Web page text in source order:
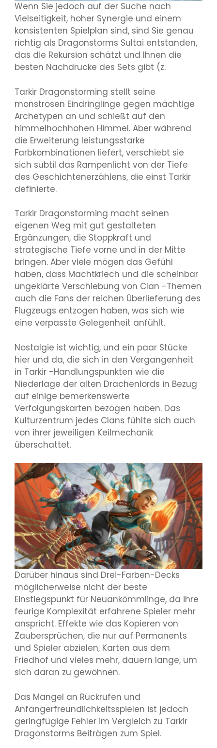
Wenn Sie jedoch auf der Suche nach
Vielseitigkeit, hoher Synergie und einem
konsistenten Spielplan sind, sind Sie genau
richtig als Dragonstorms Sultai entstanden,
das die Rekursion schätzt und Ihnen die
besten Nachdrucke des Sets gibt (z.
Tarkir Dragonstorming stellt seine
monströsen Eindringlinge gegen mächtige
Archetypen an und schießt auf den
himmelhochhohen Himmel. Aber während
die Erweiterung leistungsstarke
Farbkombinationen liefert, verschiebt sie
sich subtil das Rampenlicht von der Tiefe
des Geschichtenerzählens, die einst Tarkir
definierte.
Tarkir Dragonstorming macht seinen
eigenen Weg mit gut gestalteten
Ergänzungen, die Stoppkraft und
strategische Tiefe vorne und in der Mitte
bringen. Aber viele mögen das Gefühl
haben, dass Machtkriech und die scheinbar
ungeklärte Verschiebung von Clan -Themen
auch die Fans der reichen Überlieferung des
Flugzeugs entzogen haben, was sich wie
eine verpasste Gelegenheit anfühlt.
Nostalgie ist wichtig, und ein paar Stücke
hier und da, die sich in den Vergangenheit
in Tarkir -Handlungspunkten wie die
Niederlage der alten Drachenlords in Bezug
auf einige bemerkenswerte
Verfolgungskarten bezogen haben. Das
Kulturzentrum jedes Clans fühlte sich auch
von ihrer jeweiligen Keilmechanik
überschattet.
Darüber hinaus sind Drei-Farben-Decks
möglicherweise nicht der beste
Einstiegspunkt für Neuankömmlinge, da ihre
feurige Komplexität erfahrene Spieler mehr
anspricht. Effekte wie das Kopieren von
Zaubersprüchen, die nur auf Permanents
und Spieler abzielen, Karten aus dem
Friedhof und vieles mehr, dauern lange, um
sich daran zu gewöhnen.
Das Mangel an Rückrufen und
Anfängerfreundlichkeitsspielen ist jedoch
geringfügige Fehler im Vergleich zu Tarkir
Dragonstorms Beiträgen zum Spiel.